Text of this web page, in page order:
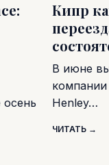
Кипр
В июне
Henley…
ЧИТАТЬ →